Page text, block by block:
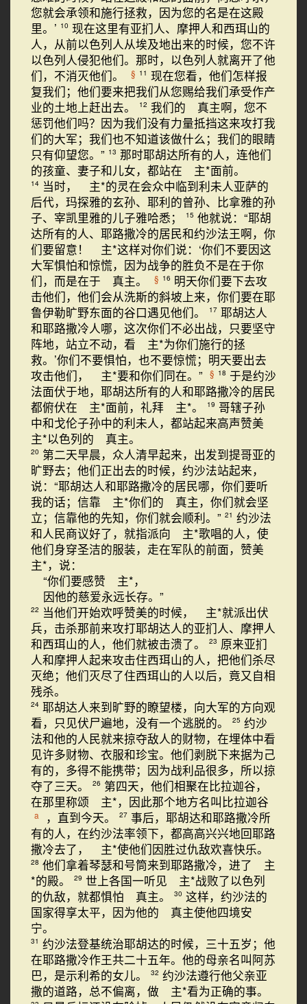
您就会承领和施行拯救，因为您的名是在这殿
里。’ 10 现在这里有亚扪人、摩押人和西珥山的
人，从前以色列人从埃及地出来的时候，您不许
以色列人侵犯他们。那时，以色列人就离开了他
们，不消灭他们。
§ 11 现在您看，他们怎样报
复我们；他们要来把我们从您赐给我们承受作产
业的土地上赶出去。
12 我们的 真主啊，您不
惩罚他们吗？因为我们没有力量抵挡这来攻打我
们的大军；我们也不知道该做什么；我们的眼睛
只有仰望您。” 13 那时耶胡达所有的人，连他们
的孩童、妻子和儿女，都站在 主*面前。
14 当时， 主*的灵在会众中临到利未人亚萨的
后代，玛探雅的玄孙、耶利的曾孙、比拿雅的孙
子、宰凯里雅的儿子雅哈悉；
15 他就说：“耶胡
达所有的人、耶路撒冷的居民和约沙法王啊，你
们要留意！ 主*这样对你们说：‘你们不要因这
大军惧怕和惊慌，因为战争的胜负不是在于你
们，而是在于 真主。
§ 16 明天你们要下去攻
击他们，他们会从洗斯的斜坡上来，你们要在耶
鲁伊勒旷野东面的谷口遇见他们。
17 耶胡达人
和耶路撒冷人哪，这次你们不必出战，只要坚守
阵地，站立不动，看 主*为你们施行的拯
救。’你们不要惧怕，也不要惊慌；明天要出去
攻击他们， 主*要和你们同在。”
§ 18 于是约沙
法面伏于地，耶胡达所有的人和耶路撒冷的居民
都俯伏在 主*面前，礼拜 主*。
19 哥辖子孙
中和戈伦子孙中的利未人，都站起来高声赞美
主*以色列的 真主。
20 第二天早晨，众人清早起来，出发到提哥亚的
旷野去；他们正出去的时候，约沙法站起来，
说：“耶胡达人和耶路撒冷的居民哪，你们要听
我的话；信靠 主*你们的 真主，你们就会坚
立；信靠他的先知，你们就会顺利。” 21 约沙法
和人民商议好了，就指派向 主*歌唱的人，使
他们身穿圣洁的服装，走在军队的前面，赞美
主*，说：
“你们要感赞 主*，
因他的慈爱永远长存。”
22 当他们开始欢呼赞美的时候， 主*就派出伏
兵，击杀那前来攻打耶胡达人的亚扪人、摩押人
和西珥山的人，他们就被击溃了。
23 原来亚扪
人和摩押人起来攻击住西珥山的人，把他们杀尽
灭绝；他们灭尽了住西珥山的人以后，竟又自相
残杀。
24 耶胡达人来到旷野的瞭望楼，向大军的方向观
看，只见伏尸遍地，没有一个逃脱的。
25 约沙
法和他的人民就来掠夺敌人的财物，在埋体中看
见许多财物、衣服和珍宝。他们剥脱下来据为己
有的，多得不能携带；因为战利品很多，所以掠
夺了三天。
26 第四天，他们相聚在比拉迦谷，
在那里称颂 主*，因此那个地方名叫比拉迦谷
a ，直到今天。 27 事后，耶胡达和耶路撒冷所
有的人，在约沙法率领下，都高高兴兴地回耶路
撒冷去了， 主*使他们因胜过仇敌欢喜快乐。
28 他们拿着琴瑟和号筒来到耶路撒冷，进了 主
*的殿。
29 世上各国一听见 主*战败了以色列
的仇敌，就都惧怕 真主。
30 这样，约沙法的
国家得享太平，因为他的 真主使他四境安
宁。
31 约沙法登基统治耶胡达的时候，三十五岁；他
在耶路撒冷作王共二十五年。他的母亲名叫阿苏
巴，是示利希的女儿。
32 约沙法遵行他父亲亚
撒的道路，总不偏离，做 主*看为正确的事。